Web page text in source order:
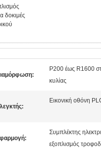
δοκιμές
Ρ200 έως R1600
κυλίας
Εικονική οθόνη
Συμπλέκτης
εξοπλισμός